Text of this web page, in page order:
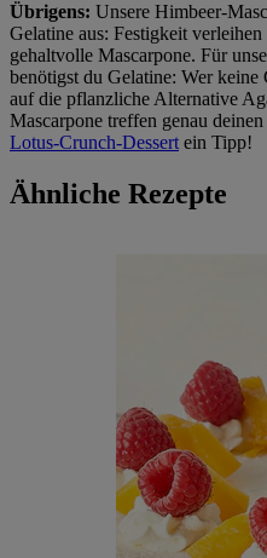
Übrigens: Unsere Himbeer-
Gelatine aus: Festigkeit
gehaltvolle Mascarpone. Für
benötigst du Gelatine: Wer
auf die pflanzliche Alternative
Mascarpone treffen genau
Lotus-Crunch-Dessert ein Tipp!
Ähnliche Rezepte